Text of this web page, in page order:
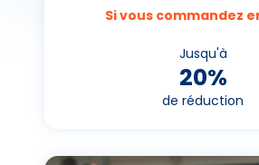
Si vous commandez
Jusqu'à
20%
de réduction